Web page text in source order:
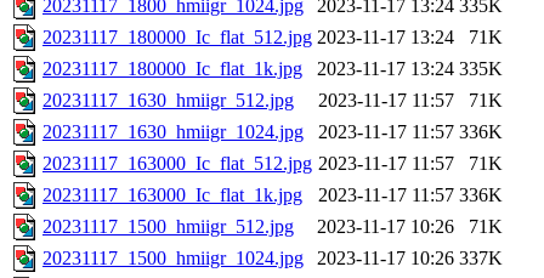
20231117_1800_hmiigr_1024.jpg
2023-11-17 13:24 335K
20231117_180000_Ic_flat_512.jpg 2023-11-17 13:24
71K
20231117_180000_Ic_flat_1k.jpg
2023-11-17 13:24 335K
20231117_1630_hmiigr_512.jpg
2023-11-17 11:57
71K
20231117_1630_hmiigr_1024.jpg
2023-11-17 11:57 336K
20231117_163000_Ic_flat_512.jpg 2023-11-17 11:57
71K
20231117_163000_Ic_flat_1k.jpg
2023-11-17 11:57 336K
20231117_1500_hmiigr_512.jpg
2023-11-17 10:26
71K
20231117_1500_hmiigr_1024.jpg
2023-11-17 10:26 337K